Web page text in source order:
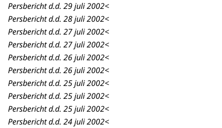
Persbericht d.d. 29 juli 2002<
Persbericht d.d. 28 juli 2002<
Persbericht d.d. 27 juli 2002<
Persbericht d.d. 27 juli 2002<
Persbericht d.d. 26 juli 2002<
Persbericht d.d. 26 juli 2002<
Persbericht d.d. 25 juli 2002<
Persbericht d.d. 25 juli 2002<
Persbericht d.d. 25 juli 2002<
Persbericht d.d. 24 juli 2002<